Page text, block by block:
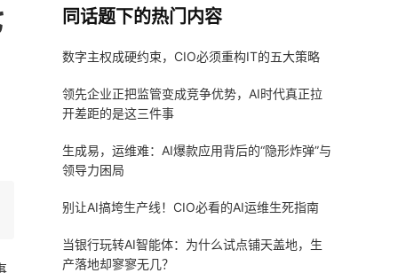
同话题下的热门内容
数字主权成硬约束，CIO必须重构IT的五大策略
领先企业正把监管变成竞争优势，AI时代真正拉
开差距的是这三件事
生成易，运维难：AI爆款应用背后的“隐形炸弹”与
领导力困局
别让AI搞垮生产线！CIO必看的AI运维生死指南
当银行玩转AI智能体：为什么试点铺天盖地，生
产落地却寥寥无几？